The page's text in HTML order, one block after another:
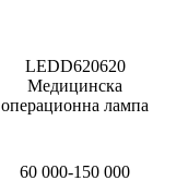
LEDD620620
Медицинска
операционна лампа
60 000-150 000